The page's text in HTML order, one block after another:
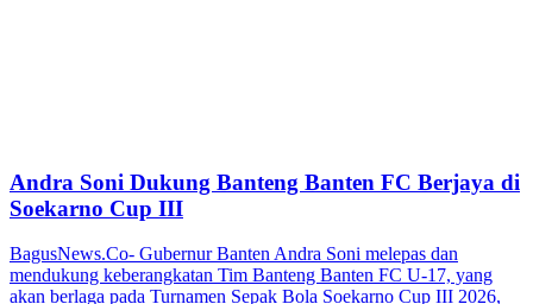
Andra Soni Dukung Banteng Banten FC Berjaya di
Soekarno Cup III
BagusNews.Co- Gubernur Banten Andra Soni melepas dan
mendukung keberangkatan Tim Banteng Banten FC U-17, yang
akan berlaga pada Turnamen Sepak Bola Soekarno Cup III 2026,